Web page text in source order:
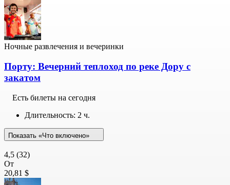
Ночные развлечения и вечеринки
Порту: Вечерний теплоход по реке Дору с
закатом
Есть билеты на сегодня
Длительность: 2 ч.
Показать «Что включено»
4,5 (32)
От
20,81 $